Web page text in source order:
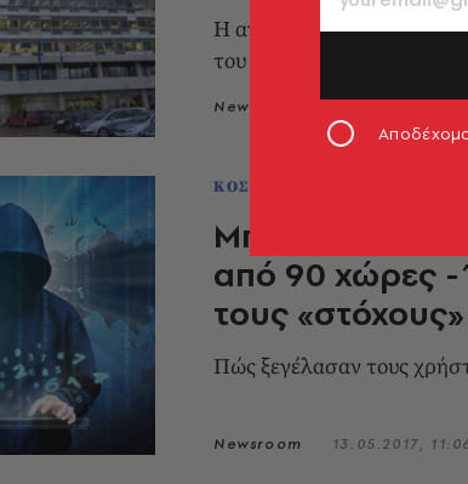
Η ανακοίνωση του
του ιδρύματος
Newsroom
ΚΟΣΜΟΣ
Μπαράζ
από 90 χώρες -
τους
Πώς ξεγέλασαν τους
Newsroom 13.05.2017,